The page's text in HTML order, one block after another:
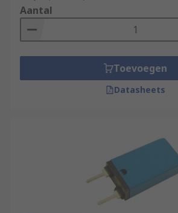
Aantal
Toevoegen
Datasheets